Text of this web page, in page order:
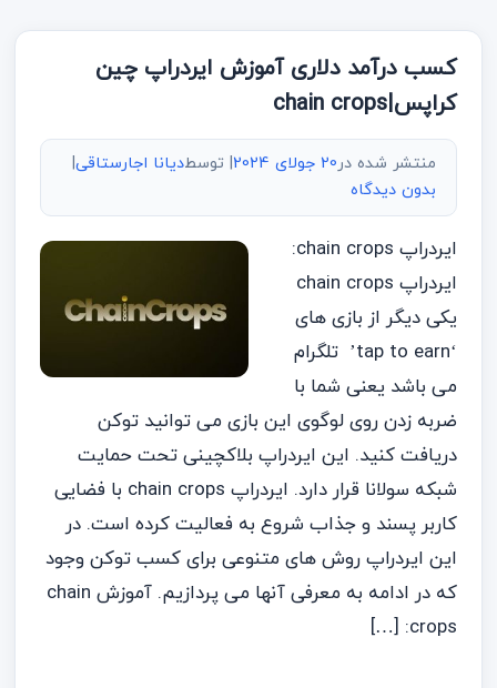
کسب درآمد دلاری آموزش ایردراپ چین
کراپس|chain crops
منتشر شده در20 جولای 2024 | توسطدیانا اجارستاقی|
بدون دیدگاه
ایردراپ chain crops:
ایردراپ chain crops
یکی دیگر از بازی های
‘tap to earn’ تلگرام
می باشد یعنی شما با
ضربه زدن روی لوگوی این بازی می توانید توکن
دریافت کنید. این ایردراپ بلاکچینی تحت حمایت
شبکه سولانا قرار دارد. ایردراپ chain crops با فضایی
کاربر پسند و جذاب شروع به فعالیت کرده است. در
این ایردراپ روش های متنوعی برای کسب توکن وجود
که در ادامه به معرفی آنها می پردازیم. آموزش chain
crops: […]